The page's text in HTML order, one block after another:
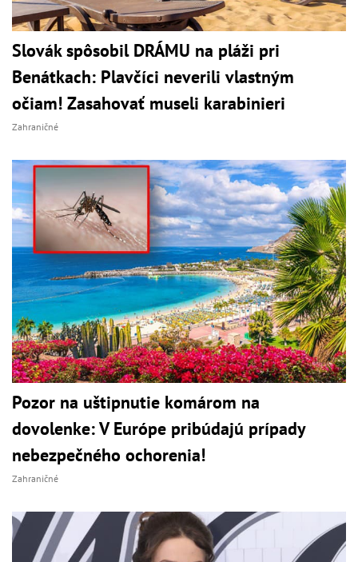
Slovák spôsobil DRÁMU na pláži pri
Benátkach: Plavčíci neverili vlastným
očiam! Zasahovať museli karabinieri
Zahraničné
Pozor na uštipnutie komárom na
dovolenke: V Európe pribúdajú prípady
nebezpečného ochorenia!
Zahraničné